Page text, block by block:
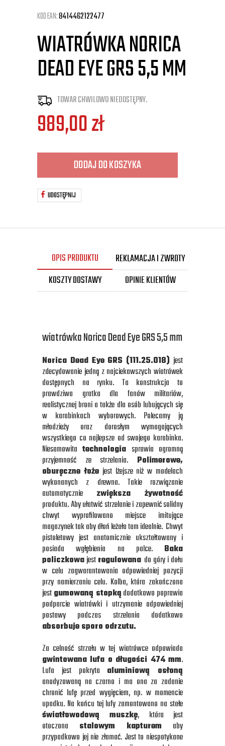
KOD EAN:8414462122477
WIATRÓWKA NORICA
DEAD EYE GRS 5,5 MM
TOWAR CHWILOWO NIEDOSTĘPNY.
989,00zł
DODAJ DO KOSZYKA
UDOSTĘPNIJ
OPIS PRODUKTU
REKLAMACJA I ZWROTY
KOSZTY DOSTAWY
OPINIE KLIENTÓW
wiatrówka Norica Dead Eye GRS 5,5 mm
Norica Dead Eye GRS (111.25.018)jest
zdecydowanie jedną z najciekawszych wiatrówek
dostępnych na rynku. Ta konstrukcja to
prawdziwa gratka dla fanów militariów,
realistycznej broni a także dla osób lubujących się
w karabinkach wyborowych. Polecamy ją
młodzieży oraz dorosłym wymagających
wszystkiego co najlepsze od swojego karabinka.
Niesamowita technologia sprawia ogromną
przyjemność ze strzelania. Polimerowe,
oburęczne łożejest lżejsze niż w modelach
wykonanych z drewna. Takie rozwiązanie
automatycznie zwiększa żywotność
produktu. Aby ułatwić strzelanie i zapewnić solidny
chwyt wyprofilowano miejsce imitujące
magazynek tak aby dłoń leżała tam idealnie. Chwyt
pistoletowy jest anatomicznie ukształtowany i
posiada wgłębienia na palce. Baka
policzkowajestregulowana do góry i dołu
w celu zagwarantowania odpowiedniej pozycji
przy namierzaniu celu. Kolba, która zakończona
jestgumowaną stopkądodatkowo poprawia
podparcie wiatrówki i utrzymanie odpowiedniej
postawy podczas strzelania dodatkowo
absorbuje sporo odrzutu.
Za celność strzału w tej wiatrówce odpowiada
gwintowana lufa o długości 474 mm.
Lufa jest pokryta aluminiową osłoną
anodyzowaną na czarno i ma ona za zadanie
chronić lufę przed wygięciem, np. w momencie
upadku. Na końcu tej lufy zamontowano na stałe
światłowodową muszkę, która jest
otoczona stalowym kapturem aby
przypadkowo jej nie złamać. Jest to niespotykane